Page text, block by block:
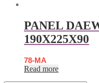
PANEL
190X225X90
78-MA
Read more